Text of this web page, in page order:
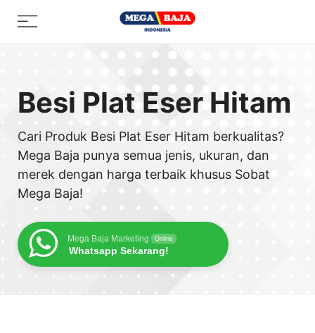
Menu
Besi Plat Eser Hitam
Cari Produk Besi Plat Eser Hitam berkualitas?
Mega Baja punya semua jenis, ukuran, dan
merek dengan harga terbaik khusus Sobat
Mega Baja!
Mega Baja Marketing Online
Whatsapp Sekarang!